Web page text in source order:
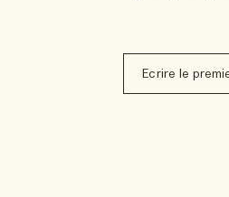
Ecrire le